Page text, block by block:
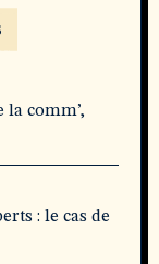
la comm’,
: le cas de